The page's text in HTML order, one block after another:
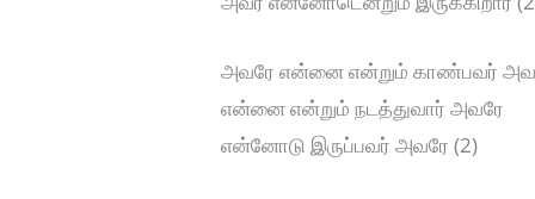
அவரே என்னை என்றும் காண்பவர்
என்னை என்றும் நடத்துவார் அவரே
என்னோடு இருப்பவர் அவரே (2)